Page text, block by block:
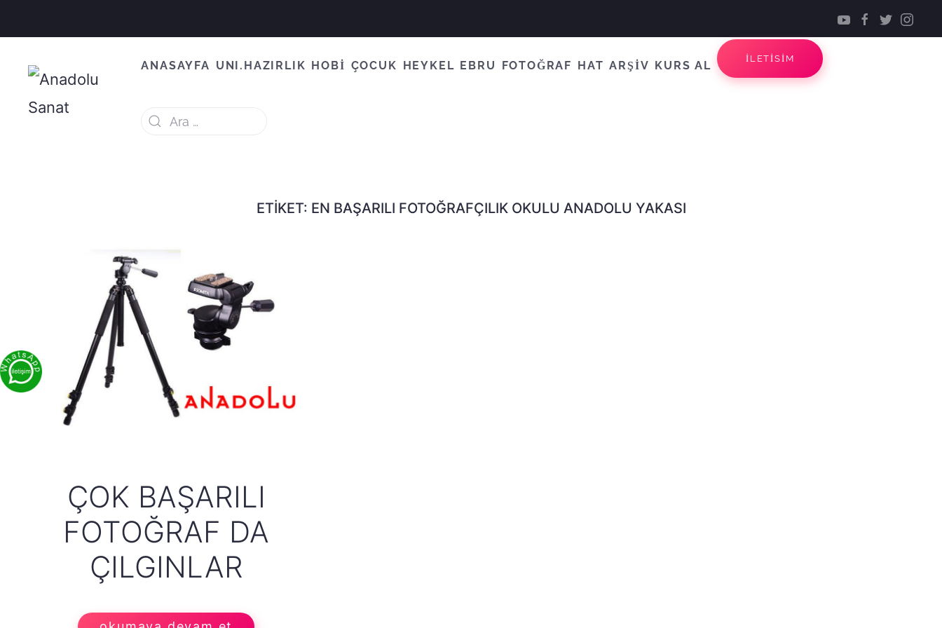
ANASAYFA UNI.HAZIRLIK HOBİ ÇOCUK HEYKEL EBRU FOTOĞRAF HAT ARŞİV KURS AL
İLETİSİM
ETIKET: EN BAŞARILI FOTOĞRAFÇILIK OKULU ANADOLU YAKASI
ÇOK BAŞARILI
FOTOĞRAF DA
ÇILGINLAR